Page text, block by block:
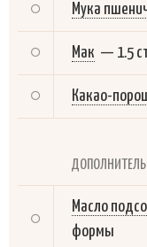
Мука
Мак — 1.5
Какао-
Масло
формы